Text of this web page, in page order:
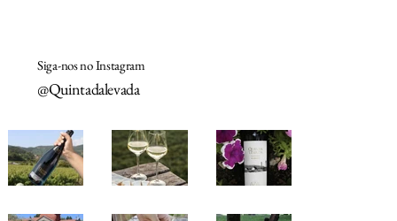
Siga-nos no Instagram
@Quintadalevada